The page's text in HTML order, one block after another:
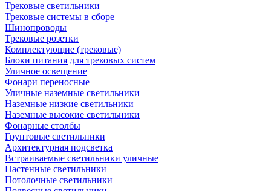
Трековые светильники
Трековые системы в сборе
Шинопроводы
Трековые розетки
Комплектующие (трековые)
Блоки питания для трековых систем
Уличное освещение
Фонари переносные
Уличные наземные светильники
Наземные низкие светильники
Наземные высокие светильники
Фонарные столбы
Грунтовые светильники
Архитектурная подсветка
Встраиваемые светильники уличные
Настенные светильники
Потолочные светильники